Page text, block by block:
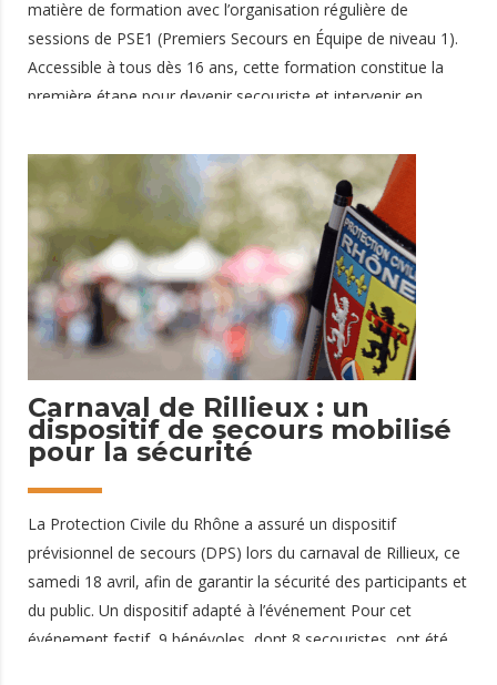
matière de formation avec l’organisation régulière de
sessions de PSE1 (Premiers Secours en Équipe de niveau 1).
Accessible à tous dès 16 ans, cette formation constitue la
première étape pour devenir secouriste et intervenir en
pour intervenir en équipe La formation PSE1 à Lyon se
déroule sur 35 heures, réparties sur 5 jours, en semaine ou le
week-end. Elle permet d’acquérir les compétences
essentielles pour : protéger une victime et son
environnement réaliser un bilan et alerter les secours
effectuer les gestes de
30 avril 2026
Carnaval de Rillieux : un
dispositif de secours mobilisé
pour la sécurité
La Protection Civile du Rhône a assuré un dispositif
prévisionnel de secours (DPS) lors du carnaval de Rillieux, ce
samedi 18 avril, afin de garantir la sécurité des participants et
du public. Un dispositif adapté à l’événement Pour cet
événement festif, 9 bénévoles, dont 8 secouristes, ont été